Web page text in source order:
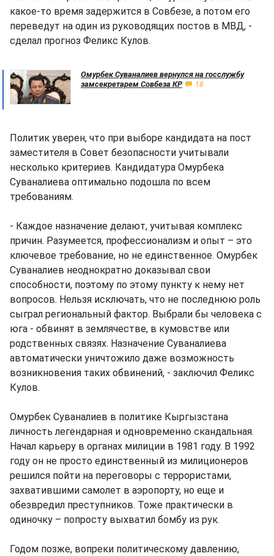
какое-то время задержится в Совбезе, а потом его
переведут на один из руководящих постов в МВД, -
сделал прогноз Феликс Кулов.
Омурбек Суваналиев вернулся на госслужбу
замсекретарем Совбеза КР
18
Политик уверен, что при выборе кандидата на пост
заместителя в Совет безопасности учитывали
несколько критериев. Кандидатура Омурбека
Суваналиева оптимально подошла по всем
требованиям.
- Каждое назначение делают, учитывая комплекс
причин. Разумеется, профессионализм и опыт – это
ключевое требование, но не единственное. Омурбек
Суваналиев неоднократно доказывал свои
способности, поэтому по этому пункту к нему нет
вопросов. Нельзя исключать, что не последнюю роль
сыграл региональный фактор. Выбрали бы человека с
юга - обвинят в землячестве, в кумовстве или
родственных связях. Назначение Суваналиева
автоматически уничтожило даже возможность
возникновения таких обвинений, - заключил Феликс
Кулов.
Омурбек Суваналиев в политике Кыргызстана
личность легендарная и одновременно скандальная.
Начал карьеру в органах милиции в 1981 году. В 1992
году он не просто единственный из милиционеров
решился пойти на переговоры с террористами,
захватившими самолет в аэропорту, но еще и
обезвредил преступников. Тоже практически в
одиночку – попросту выхватил бомбу из рук.
Годом позже, вопреки политическому давлению,